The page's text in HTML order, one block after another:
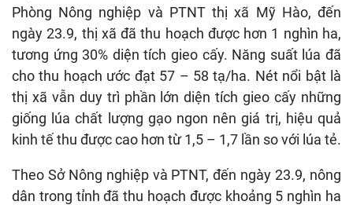
Phòng Nông nghiệp và PTNT thị xã Mỹ Hào, đến
ngày 23.9, thị xã đã thu hoạch được hơn 1 nghìn ha,
tương ứng 30% diện tích gieo cấy. Năng suất lúa đã
cho thu hoạch ước đạt 57 – 58 tạ/ha. Nét nổi bật là
thị xã vẫn duy trì phần lớn diện tích gieo cấy những
giống lúa chất lượng gạo ngon nên giá trị, hiệu quả
kinh tế thu được cao hơn từ 1,5 – 1,7 lần so với lúa tẻ.
Theo Sở Nông nghiệp và PTNT, đến ngày 23.9, nông
dân trong tỉnh đã thu hoạch được khoảng 5 nghìn ha